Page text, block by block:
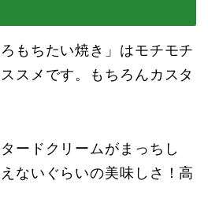
もちたい焼き」はモチモチ
スメです。もちろんカスタ
ードクリームがまっちし
ないぐらいの美味しさ！高